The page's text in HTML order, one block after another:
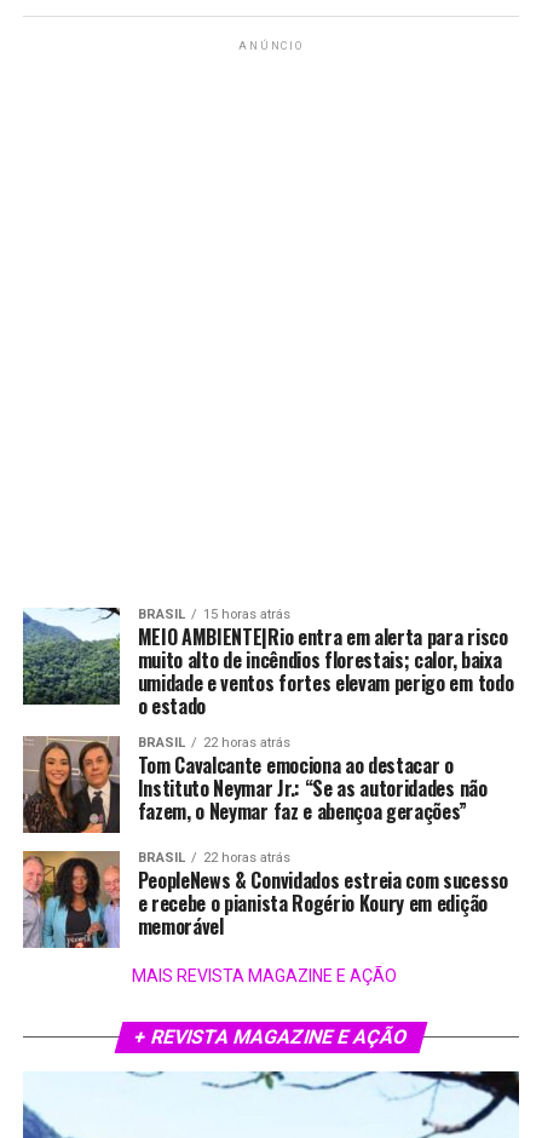
ANÚNCIO
BRASIL 15 horas atrás
MEIO AMBIENTE|Rio entra em alerta para risco
muito alto de incêndios florestais; calor, baixa
umidade e ventos fortes elevam perigo em todo
o estado
BRASIL 22 horas atrás
Tom Cavalcante emociona ao destacar o
Instituto Neymar Jr.: “Se as autoridades não
fazem, o Neymar faz e abençoa gerações”
BRASIL 22 horas atrás
PeopleNews & Convidados estreia com sucesso
e recebe o pianista Rogério Koury em edição
memorável
MAIS REVISTA MAGAZINE E AÇÃO
+ REVISTA MAGAZINE E AÇÃO